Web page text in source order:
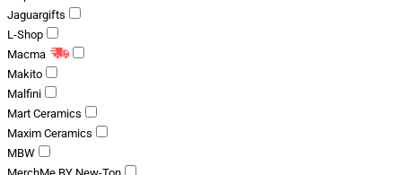
Jaguargifts
L-Shop
Macma
Makito
Malfini
Mart Ceramics
Maxim Ceramics
MBW